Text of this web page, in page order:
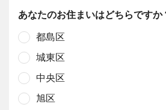
あなたのお住まいはどちらですか
都島区
城東区
中央区
旭区